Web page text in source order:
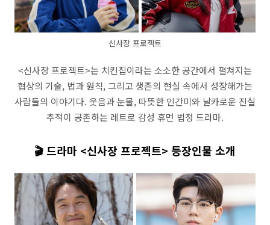
신사장 프로젝트
<신사장 프로젝트>는 치킨집이라는 소소한 공간에서 펼쳐지는
협상의 기술, 법과 원칙, 그리고 생존의 현실 속에서 성장해가는
사람들의 이야기다. 웃음과 눈물, 따뜻한 인간미와 날카로운 진실
추적이 공존하는 레트로 감성 휴먼 법정 드라마.
🎬 드라마 <신사장 프로젝트> 등장인물 소개